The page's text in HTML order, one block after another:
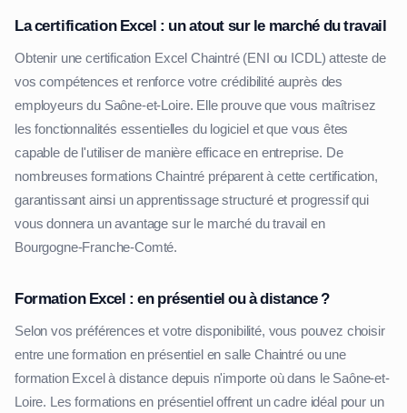
La certification Excel : un atout sur le marché du travail
Obtenir une certification Excel Chaintré (ENI ou ICDL) atteste de
vos compétences et renforce votre crédibilité auprès des
employeurs du Saône-et-Loire. Elle prouve que vous maîtrisez
les fonctionnalités essentielles du logiciel et que vous êtes
capable de l'utiliser de manière efficace en entreprise. De
nombreuses formations Chaintré préparent à cette certification,
garantissant ainsi un apprentissage structuré et progressif qui
vous donnera un avantage sur le marché du travail en
Bourgogne-Franche-Comté.
Formation Excel : en présentiel ou à distance ?
Selon vos préférences et votre disponibilité, vous pouvez choisir
entre une formation en présentiel en salle Chaintré ou une
formation Excel à distance depuis n'importe où dans le Saône-et-
Loire. Les formations en présentiel offrent un cadre idéal pour un